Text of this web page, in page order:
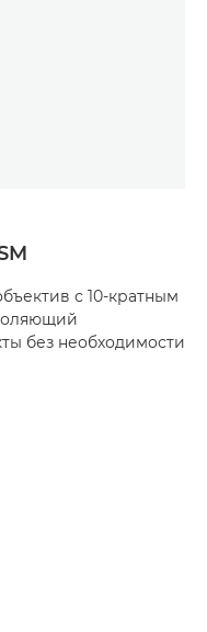
с 10-кратным
без необходимости